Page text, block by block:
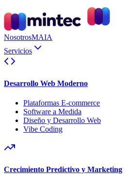
NosotrosMAIA
Servicios
Desarrollo Web Moderno
Plataformas E-commerce
Software a Medida
Diseño y Desarrollo Web
Vibe Coding
Crecimiento Predictivo y Marketing